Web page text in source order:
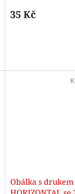
35 Kč
Obálka s drukem